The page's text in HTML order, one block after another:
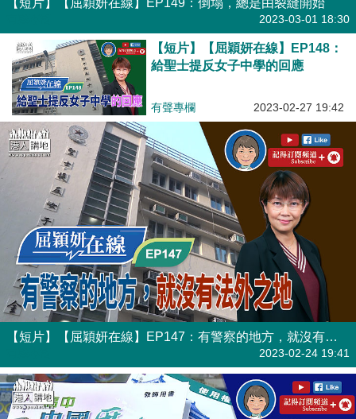
2023-03-01 18:30
【短片】【屈穎妍在線】EP148：
給聖士提反女子中學的回應
有聲專欄 2023-02-27 19:42
【短片】【屈穎妍在線】EP147：有警察的地方，就沒有法外之地
2023-02-24 19:41